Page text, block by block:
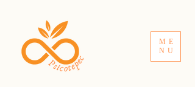
ME
NU